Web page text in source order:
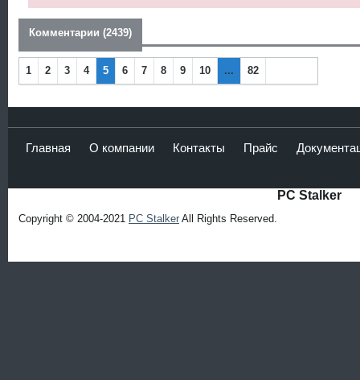
Комментарии (2439)
1 2 3 4 5 6 7 8 9 10 ...
82
Главная О компании Контакты Прайс
PC Stalker
Copyright © 2004-2021 PC Stalker All Rights Reserved.